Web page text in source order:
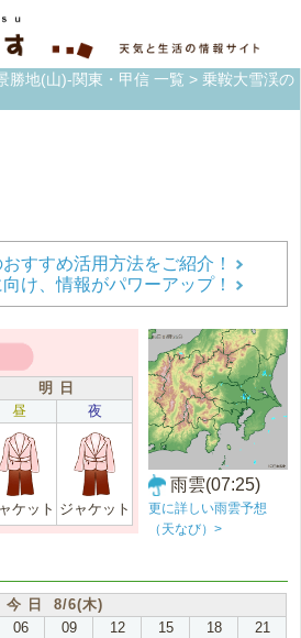
勝地(山)-関東・甲信 一覧 > 乗鞍大雪渓の
すすめ活用方法をご紹介！
け、情報がパワーアップ！
明 日
昼 夜
ケット ジャケット
雨雲(07:25)
更に詳しい雨雲予想
（天なび）>
今 日 8/6(木)
06 09 12 15 18 21